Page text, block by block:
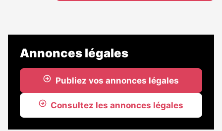
Annonces légales
Publiez vos annonces légales
Consultez les annonces légales